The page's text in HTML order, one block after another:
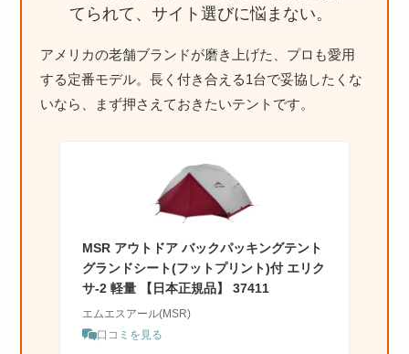
てられて、サイト選びに悩まない。
アメリカの老舗ブランドが磨き上げた、プロも愛用
する定番モデル。長く付き合える1台で妥協したくな
いなら、まず押さえておきたいテントです。
MSR アウトドア バックパッキングテント
グランドシート(フットプリント)付 エリク
サ-2 軽量 【日本正規品】 37411
エムエスアール(MSR)
口コミを見る